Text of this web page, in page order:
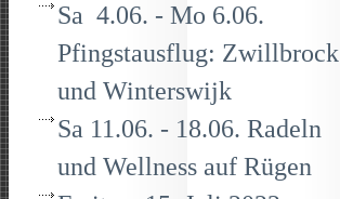
Sa 4.06. - Mo 6.06.
Pfingstausflug: Zwillbrock
und Winterswijk
Sa 11.06. - 18.06. Radeln
und Wellness auf Rügen